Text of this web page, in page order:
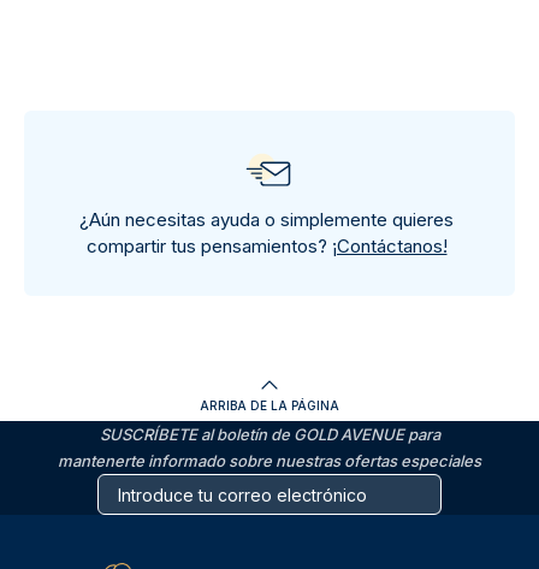
¿Aún necesitas ayuda o simplemente quieres
compartir tus pensamientos? ¡Contáctanos!
ARRIBA DE LA PÁGINA
SUSCRÍBETE al boletín de GOLD AVENUE para
mantenerte informado sobre nuestras ofertas especiales